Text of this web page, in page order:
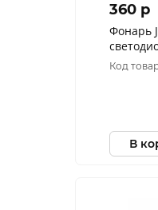
360 p
Фонарь
Код
В